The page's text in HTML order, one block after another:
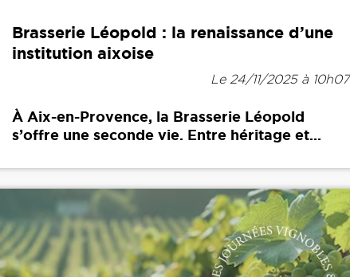
Brasserie Léopold : la renaissance d’une
institution aixoise
Le 24/11/2025 à 10h07
À Aix-en-Provence, la Brasserie Léopold
s’offre une seconde vie. Entre héritage et...